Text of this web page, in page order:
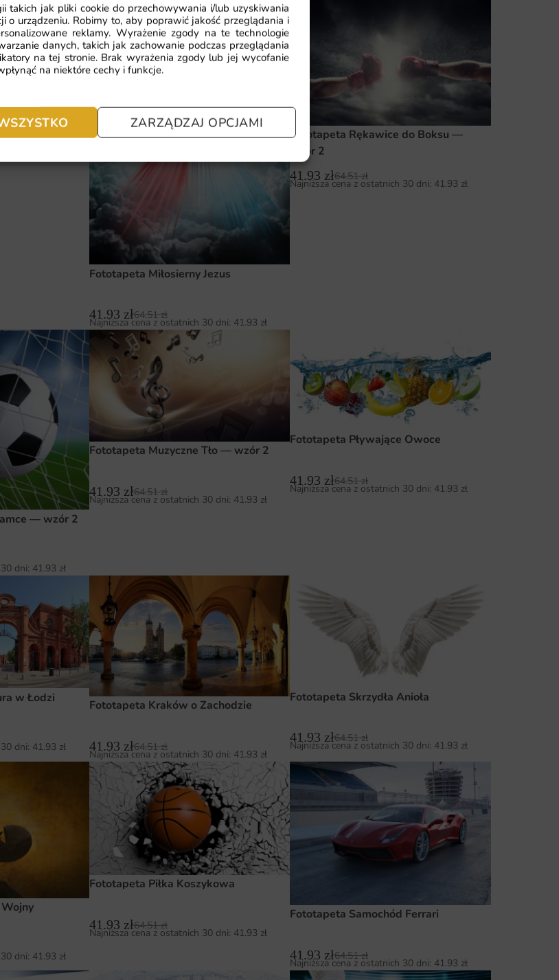
takich jak pliki cookie do przechowywania i/lub uzyskiwania
o urządzeniu. Robimy to, aby poprawić jakość przeglądania i
reklamy. Wyrażenie zgody na te technologie
danych, takich jak zachowanie podczas przeglądania
na tej stronie. Brak wyrażenia zgody lub jej wycofanie
na niektóre cechy i funkcje.
ZARZĄDZAJ OPCJAMI
Fototapeta Miłosierny Jezus
41.93 zł64.51zł
Najniższa cena z ostatnich 30 dni: 41.93 zł
Fototapeta Rękawice do Boksu —
wzór 2
41.93 zł64.51zł
Najniższa cena z ostatnich 30 dni: 41.93 zł
— wzór 2
dni: 41.93 zł
Fototapeta Muzyczne Tło — wzór 2
41.93 zł64.51zł
Najniższa cena z ostatnich 30 dni: 41.93 zł
Fototapeta Pływające Owoce
41.93 zł64.51zł
Najniższa cena z ostatnich 30 dni: 41.93 zł
w Łodzi
dni: 41.93 zł
Fototapeta Kraków o Zachodzie
41.93 zł64.51zł
Najniższa cena z ostatnich 30 dni: 41.93 zł
Fototapeta Skrzydła Anioła
41.93 zł64.51zł
Najniższa cena z ostatnich 30 dni: 41.93 zł
dni: 41.93 zł
Fototapeta Piłka Koszykowa
41.93 zł64.51zł
Najniższa cena z ostatnich 30 dni: 41.93 zł
Fototapeta Samochód Ferrari
41.93 zł64.51zł
Najniższa cena z ostatnich 30 dni: 41.93 zł